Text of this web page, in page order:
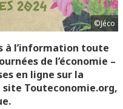
©Jéco
à l’information toute
de l’économie –
en ligne sur la
site Touteconomie.org,